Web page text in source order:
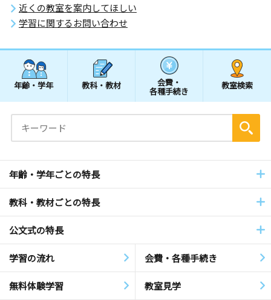
近くの教室を案内してほしい
学習に関するお問い合わせ
年齢・学年 教科・教材 会費・
各種手続き
教室検索
年齢・学年ごとの特長
教科・教材ごとの特長
公文式の特長
学習の流れ 会費・各種手続き
無料体験学習 教室見学